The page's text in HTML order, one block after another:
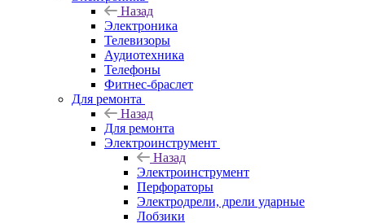
Назад
Электроника
Телевизоры
Аудиотехника
Телефоны
Фитнес-браслет
Для ремонта
Назад
Для ремонта
Электроинструмент
Назад
Электроинструмент
Перфораторы
Электродрели, дрели ударные
Лобзики